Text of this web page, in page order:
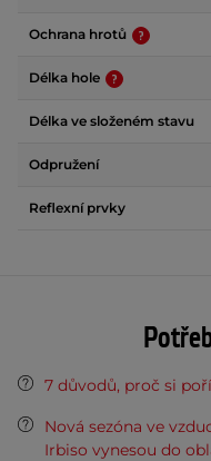
Ochrana hrotů
Délka hole
Délka ve složeném stavu
Odpružení
Reflexní prvky
7 důvodů, proč si
Nová sezóna ve
Irbiso vynesou do